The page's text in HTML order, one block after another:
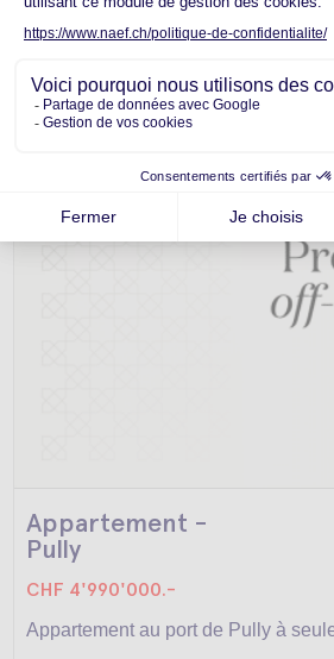
4 6.5
Appartement -
Pully
CHF 4'990'000.-
Appartement au port de Pully à